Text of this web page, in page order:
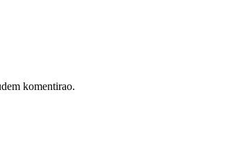
komentirao.